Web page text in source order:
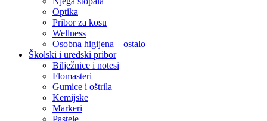
Optika
Pribor za kosu
Wellness
Osobna higijena – ostalo
Školski i uredski pribor
Bilježnice i notesi
Flomasteri
Gumice i oštrila
Kemijske
Markeri
Pastele